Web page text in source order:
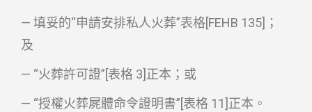
— 填妥的“申請安排私人火葬”表格[FEHB 135]；
及
— “火葬許可證”[表格 3]正本；或
— “授權火葬屍體命令證明書”[表格 11]正本。